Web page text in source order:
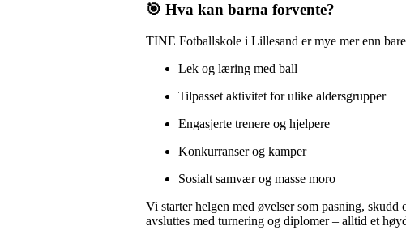
🎯 Hva kan barna forvente?
TINE Fotballskole i Lillesand er mye mer enn
Lek og læring med ball
Tilpasset aktivitet for ulike aldersgrupper
Engasjerte trenere og hjelpere
Konkurranser og kamper
Sosialt samvær og masse moro
Vi starter helgen med øvelser som pasning,
avsluttes med turnering og diplomer – alltid et